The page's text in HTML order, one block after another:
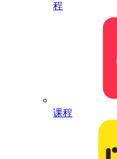
程
课程